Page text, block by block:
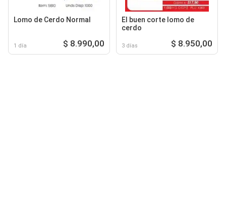
Lomo de Cerdo Normal
1 día $ 8.990,00
El buen corte lomo de
cerdo
3 días $ 8.950,00